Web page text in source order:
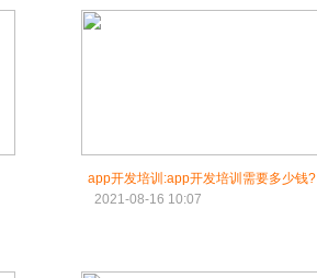
app开发培训:app开发培训需要多少钱?
2021-08-16 10:07